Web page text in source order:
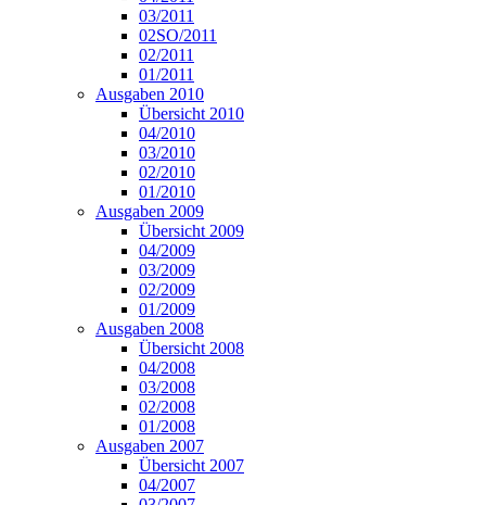
03/2011
02SO/2011
02/2011
01/2011
Ausgaben 2010
Übersicht 2010
04/2010
03/2010
02/2010
01/2010
Ausgaben 2009
Übersicht 2009
04/2009
03/2009
02/2009
01/2009
Ausgaben 2008
Übersicht 2008
04/2008
03/2008
02/2008
01/2008
Ausgaben 2007
Übersicht 2007
04/2007